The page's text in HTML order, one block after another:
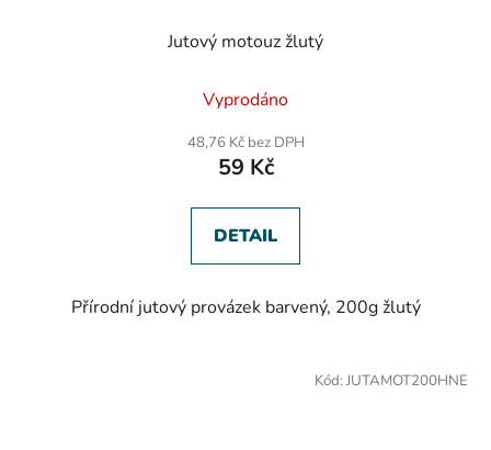
Jutový motouz žlutý
Vyprodáno
48,76 Kč bez DPH
59 Kč
DETAIL
Přírodní jutový provázek barvený, 200g žlutý
Kód: JUTAMOT200HNE